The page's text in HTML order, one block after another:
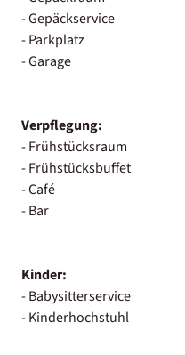
- Gepäckservice
- Parkplatz
- Garage
Verpflegung:
- Frühstücksraum
- Frühstücksbuffet
- Café
- Bar
Kinder:
- Babysitterservice
- Kinderhochstuhl